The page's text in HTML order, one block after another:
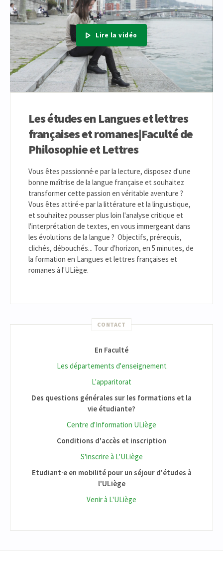
Lire la vidéo
Les études en Langues et lettres
françaises et romanes|Faculté de
Philosophie et Lettres
Vous êtes passionné·e par la lecture, disposez d'une
bonne maîtrise de la langue française et souhaitez
transformer cette passion en véritable aventure ?
Vous êtes attiré·e par la littérature et la linguistique,
et souhaitez pousser plus loin l'analyse critique et
l'interprétation de textes, en vous immergeant dans
les évolutions de la langue ? Objectifs, prérequis,
clichés, débouchés... Tour d'horizon, en 5 minutes, de
la formation en Langues et lettres françaises et
romanes à l'ULiège.
CONTACT
En Faculté
Les départements d'enseignement
L'apparitorat
Des questions générales sur les formations et la
vie étudiante?
Centre d'Information ULiège
Conditions d'accès et inscription
S'inscrire à L'ULiège
Etudiant·e en mobilité pour un séjour d'études à
l'ULiège
Venir à L'ULiège